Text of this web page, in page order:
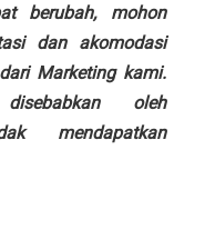
berubah, mohon
dan akomodasi
Marketing kami.
oleh
mendapatkan